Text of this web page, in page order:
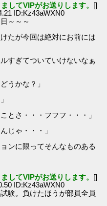
してVIPがお送りします。 []
ID:Kz43aWXN0
～～～
たが今回は絶対にお前には
すぎてついていけないなぁ
うかな？」
とさ・・・フフフ・・・」
じゃ・・・」
ンに限ってそんなものある
してVIPがお送りします。 []
ID:Kz43aWXN0
験。負けたほうが部員全員